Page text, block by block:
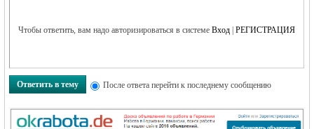
Чтобы ответить, вам надо авторизироваться в системеВход |РЕГИСТРАЦИЯ
Ответить в тему После ответа перейти к последнему сообщению